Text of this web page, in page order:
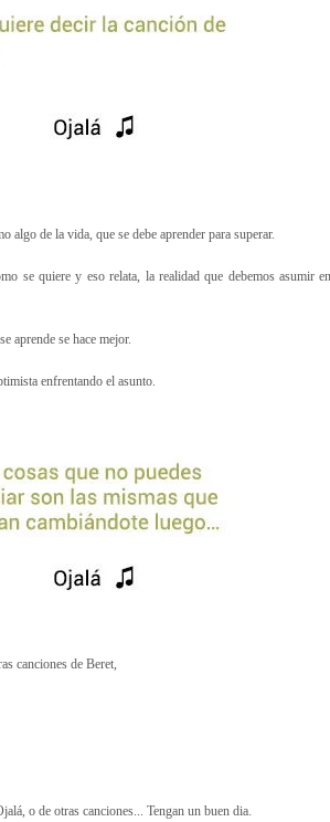
algo de la vida, que se debe aprender para superar.
se quiere y eso relata, la realidad que debemos asumir
aprende se hace mejor.
enfrentando el asunto.
canciones de Beret,
o de otras canciones... Tengan un buen dia.